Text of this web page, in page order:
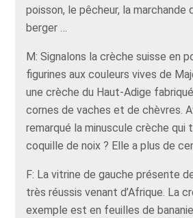
poisson, le pêcheur, la marchande
berger …
M: Signalons la crèche suisse en
figurines aux couleurs vives de
une crèche du Haut-Adige
cornes de vaches et de chèvres.
remarqué la minuscule crèche qui
coquille de noix ? Elle a plus de
F: La vitrine de gauche présente
très réussis venant d’Afrique. La
exemple est en feuilles de